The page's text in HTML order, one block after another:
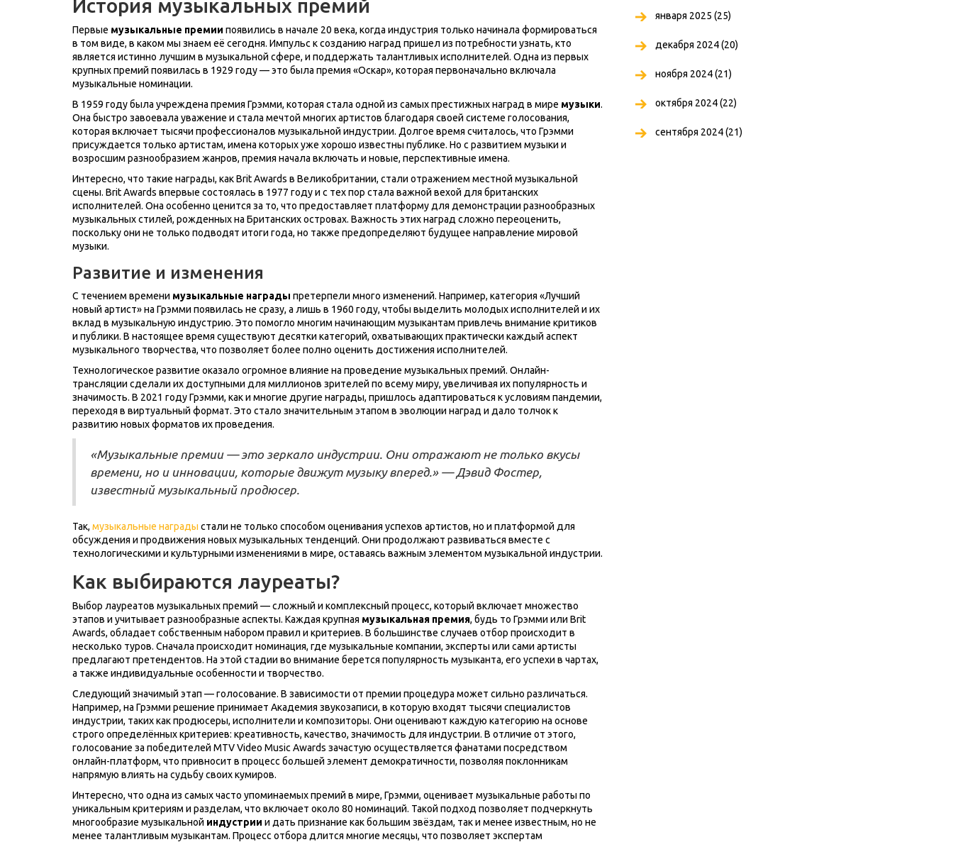
История музыкальных премий
Первые музыкальные премии появились в начале 20 века, когда индустрия только начинала формироваться
в том виде, в каком мы знаем её сегодня. Импульс к созданию наград пришел из потребности узнать, кто
является истинно лучшим в музыкальной сфере, и поддержать талантливых исполнителей. Одна из первых
крупных премий появилась в 1929 году — это была премия «Оскар», которая первоначально включала
музыкальные номинации.
В 1959 году была учреждена премия Грэмми, которая стала одной из самых престижных наград в мире музыки.
Она быстро завоевала уважение и стала мечтой многих артистов благодаря своей системе голосования,
которая включает тысячи профессионалов музыкальной индустрии. Долгое время считалось, что Грэмми
присуждается только артистам, имена которых уже хорошо известны публике. Но с развитием музыки и
возросшим разнообразием жанров, премия начала включать и новые, перспективные имена.
Интересно, что такие награды, как Brit Awards в Великобритании, стали отражением местной музыкальной
сцены. Brit Awards впервые состоялась в 1977 году и с тех пор стала важной вехой для британских
исполнителей. Она особенно ценится за то, что предоставляет платформу для демонстрации разнообразных
музыкальных стилей, рожденных на Британских островах. Важность этих наград сложно переоценить,
поскольку они не только подводят итоги года, но также предопределяют будущее направление мировой
музыки.
Развитие и изменения
С течением времени музыкальные награды претерпели много изменений. Например, категория «Лучший
новый артист» на Грэмми появилась не сразу, а лишь в 1960 году, чтобы выделить молодых исполнителей и их
вклад в музыкальную индустрию. Это помогло многим начинающим музыкантам привлечь внимание критиков
и публики. В настоящее время существуют десятки категорий, охватывающих практически каждый аспект
музыкального творчества, что позволяет более полно оценить достижения исполнителей.
Технологическое развитие оказало огромное влияние на проведение музыкальных премий. Онлайн-
трансляции сделали их доступными для миллионов зрителей по всему миру, увеличивая их популярность и
значимость. В 2021 году Грэмми, как и многие другие награды, пришлось адаптироваться к условиям пандемии,
переходя в виртуальный формат. Это стало значительным этапом в эволюции наград и дало толчок к
развитию новых форматов их проведения.
«Музыкальные премии — это зеркало индустрии. Они отражают не только вкусы
времени, но и инновации, которые движут музыку вперед.» — Дэвид Фостер,
известный музыкальный продюсер.
Так, музыкальные награды стали не только способом оценивания успехов артистов, но и платформой для
обсуждения и продвижения новых музыкальных тенденций. Они продолжают развиваться вместе с
технологическими и культурными изменениями в мире, оставаясь важным элементом музыкальной индустрии.
Как выбираются лауреаты?
Выбор лауреатов музыкальных премий — сложный и комплексный процесс, который включает множество
этапов и учитывает разнообразные аспекты. Каждая крупная музыкальная премия, будь то Грэмми или Brit
Awards, обладает собственным набором правил и критериев. В большинстве случаев отбор происходит в
несколько туров. Сначала происходит номинация, где музыкальные компании, эксперты или сами артисты
предлагают претендентов. На этой стадии во внимание берется популярность музыканта, его успехи в чартах,
а также индивидуальные особенности и творчество.
Следующий значимый этап — голосование. В зависимости от премии процедура может сильно различаться.
Например, на Грэмми решение принимает Академия звукозаписи, в которую входят тысячи специалистов
индустрии, таких как продюсеры, исполнители и композиторы. Они оценивают каждую категорию на основе
строго определённых критериев: креативность, качество, значимость для индустрии. В отличие от этого,
голосование за победителей MTV Video Music Awards зачастую осуществляется фанатами посредством
онлайн-платформ, что привносит в процесс большей элемент демократичности, позволяя поклонникам
напрямую влиять на судьбу своих кумиров.
Интересно, что одна из самых часто упоминаемых премий в мире, Грэмми, оценивает музыкальные работы по
уникальным критериям и разделам, что включает около 80 номинаций. Такой подход позволяет подчеркнуть
многообразие музыкальной индустрии и дать признание как большим звёздам, так и менее известным, но не
менее талантливым музыкантам. Процесс отбора длится многие месяцы, что позволяет экспертам
января 2025 (25)
декабря 2024(20)
ноября 2024(21)
октября 2024(22)
сентября 2024(21)